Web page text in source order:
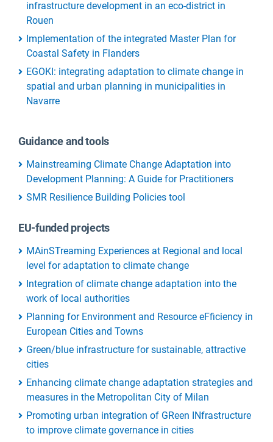
infrastructure development in an eco-district in
Rouen
Implementation of the integrated Master Plan for
Coastal Safety in Flanders
EGOKI: integrating adaptation to climate change in
spatial and urban planning in municipalities in
Navarre
Guidance and tools
Mainstreaming Climate Change Adaptation into
Development Planning: A Guide for Practitioners
SMR Resilience Building Policies tool
EU-funded projects
MAinSTreaming Experiences at Regional and local
level for adaptation to climate change
Integration of climate change adaptation into the
work of local authorities
Planning for Environment and Resource eFficiency in
European Cities and Towns
Green/blue infrastructure for sustainable, attractive
cities
Enhancing climate change adaptation strategies and
measures in the Metropolitan City of Milan
Promoting urban integration of GReen INfrastructure
to improve climate governance in cities